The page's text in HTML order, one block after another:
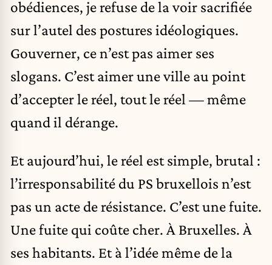
obédiences, je refuse de la voir sacrifiée
sur l’autel des postures idéologiques.
Gouverner, ce n’est pas aimer ses
slogans. C’est aimer une ville au point
d’accepter le réel, tout le réel — même
quand il dérange.
Et aujourd’hui, le réel est simple, brutal :
l’irresponsabilité du PS bruxellois n’est
pas un acte de résistance. C’est une fuite.
Une fuite qui coûte cher. À Bruxelles. À
ses habitants. Et à l’idée même de la